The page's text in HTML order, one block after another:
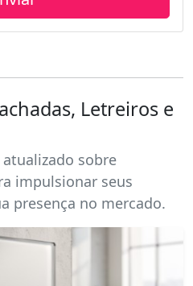
Letreiros e
sobre
impulsionar seus
presença no mercado.